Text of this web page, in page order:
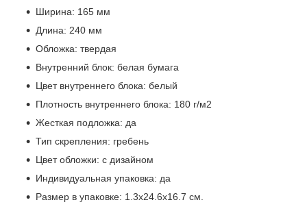
Ширина: 165 мм
Длина: 240 мм
Обложка: твердая
Внутренний блок: белая бумага
Цвет внутреннего блока: белый
Плотность внутреннего блока: 180 г/м2
Жесткая подложка: да
Тип скрепления: гребень
Цвет обложки: с дизайном
Индивидуальная упаковка: да
Размер в упаковке: 1.3x24.6x16.7 см.